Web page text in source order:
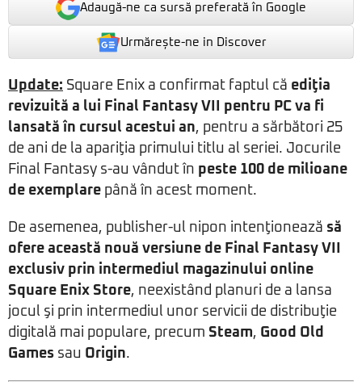
Adaugă-ne ca sursă preferată în Google
Urmărește-ne in Discover
Update: Square Enix a confirmat faptul că ediţia
revizuită a lui Final Fantasy VII pentru PC va fi
lansată în cursul acestui an, pentru a sărbători 25
de ani de la apariţia primului titlu al seriei. Jocurile
Final Fantasy s-au vândut în peste 100 de milioane
de exemplare până în acest moment.
De asemenea, publisher-ul nipon intenţionează să
ofere această nouă versiune de Final Fantasy VII
exclusiv prin intermediul magazinului online
Square Enix Store, neexistând planuri de a lansa
jocul şi prin intermediul unor servicii de distribuţie
digitală mai populare, precum Steam, Good Old
Games sau Origin.